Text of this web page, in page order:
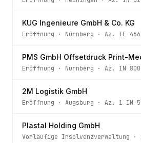
KUG Ingenieure GmbH & Co. KG
Eröffnung · Nürnberg · Az. IE
Eröffnung · Nürnberg · Az. IN
2M Logistik GmbH
Eröffnung · Augsburg · Az. 1 IN
Plastal Holding GmbH
Vorläufige Insolvenzverwaltung ·